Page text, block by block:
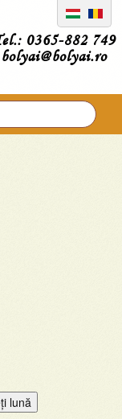
0365-882 749
bolyai@bolyai.ro
lună